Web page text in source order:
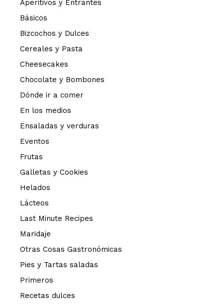
Aperitivos y Entrantes
Básicos
Bizcochos y Dulces
Cereales y Pasta
Cheesecakes
Chocolate y Bombones
Dónde ir a comer
En los medios
Ensaladas y verduras
Eventos
Frutas
Galletas y Cookies
Helados
Lácteos
Last Minute Recipes
Maridaje
Otras Cosas Gastronómicas
Pies y Tartas saladas
Primeros
Recetas dulces